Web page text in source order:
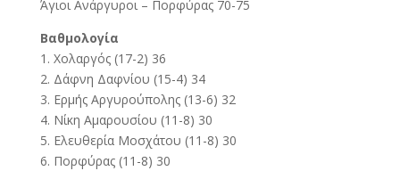
Άγιοι Ανάργυροι – Πορφύρας 70-75
Βαθμολογία
1. Χολαργός (17-2) 36
2. Δάφνη Δαφνίου (15-4) 34
3. Ερμής Αργυρούπολης (13-6) 32
4. Νίκη Αμαρουσίου (11-8) 30
5. Ελευθερία Μοσχάτου (11-8) 30
6. Πορφύρας (11-8) 30